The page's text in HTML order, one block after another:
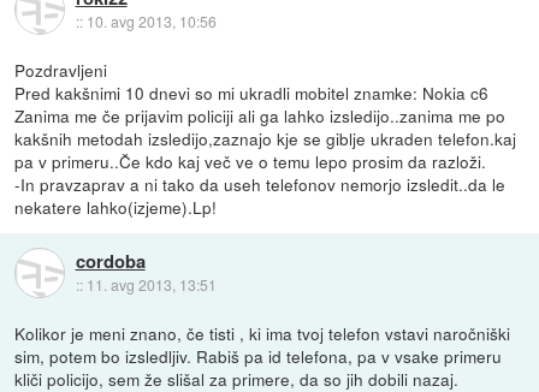
:: 10. avg 2013, 10:56
Pozdravljeni
Pred kakšnimi 10 dnevi so mi ukradli mobitel znamke: Nokia c6
Zanima me če prijavim policiji ali ga lahko izsledijo..zanima me po
kakšnih metodah izsledijo,zaznajo kje se giblje ukraden telefon.kaj
pa v primeru..Če kdo kaj več ve o temu lepo prosim da razloži.
-In pravzaprav a ni tako da useh telefonov nemorjo izsledit..da le
nekatere lahko(izjeme).Lp!
cordoba
:: 11. avg 2013, 13:51
Kolikor je meni znano, če tisti , ki ima tvoj telefon vstavi naročniški
sim, potem bo izsledljiv. Rabiš pa id telefona, pa v vsake primeru
kliči policijo, sem že slišal za primere, da so jih dobili nazaj.